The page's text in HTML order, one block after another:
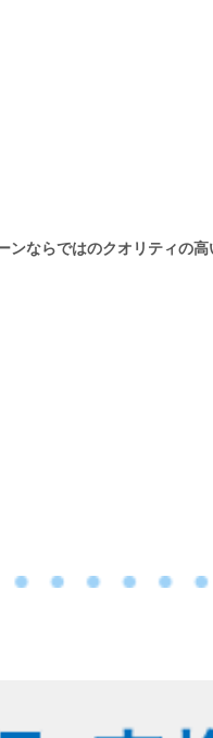
ンならではのクオリティの高